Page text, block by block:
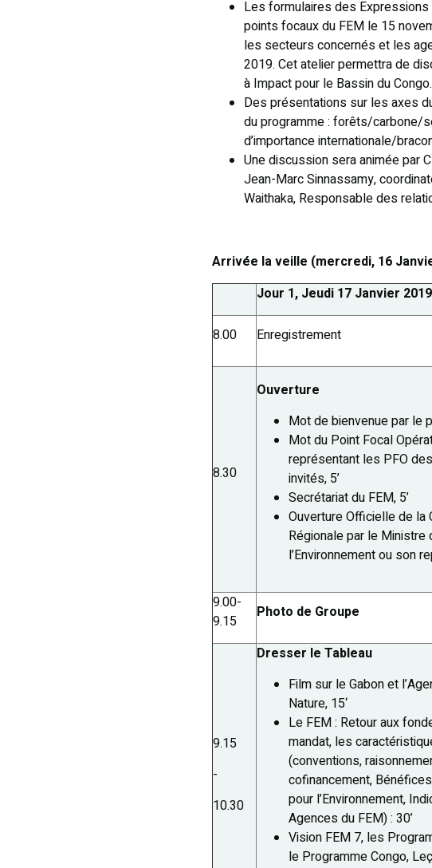
Les formulaires des Expressions
points focaux du FEM le 15
les secteurs concernés et les
2019. Cet atelier permettra de
à Impact pour le Bassin du Congo.
Des présentations sur les axes
du programme : forêts/carbone/
d’importance internationale/
Une discussion sera animée par
Jean-Marc Sinnassamy,
Waithaka, Responsable des
Arrivée la veille (mercredi, 16
Jour 1, Jeudi 17 Janvier 2019
8.00 Enregistrement
8.30
Ouverture
Mot de bienvenue par le
Mot du Point Focal
représentant les PFO
invités, 5’
Secrétariat du FEM, 5’
Ouverture Officielle de la
Régionale par le Ministre
l’Environnement ou son
9.00-
9.15
Photo de Groupe
9.15
-
10.30
Dresser le Tableau
Film sur le Gabon et
Nature, 15‘
Le FEM : Retour aux
mandat, les
(conventions,
cofinancement,
pour l’Environnement,
Agences du FEM) : 30’
Vision FEM 7, les
le Programme Congo,